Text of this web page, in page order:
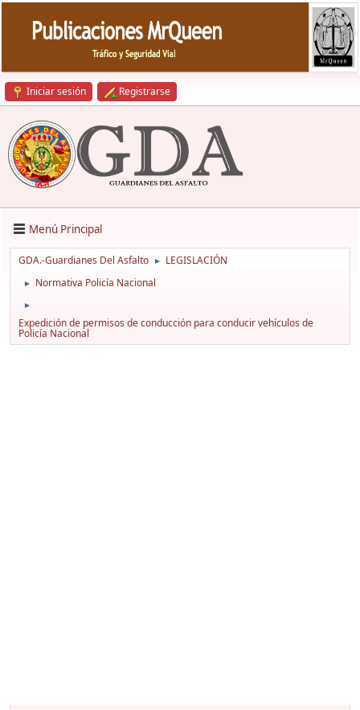
Iniciar sesión Registrarse
Menú Principal
GDA.-Guardianes Del Asfalto ► LEGISLACIÓN
► Normativa Policía Nacional
►
Expedición de permisos de conducción para conducir vehículos de
Policía Nacional